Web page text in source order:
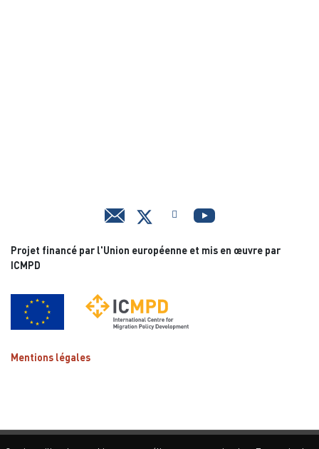
Projet financé par l'Union européenne et mis en œuvre par
ICMPD
Mentions légales